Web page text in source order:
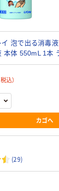
イ 泡で出る消毒
本体 550mL 1本
税込）
カゴへ
(29)